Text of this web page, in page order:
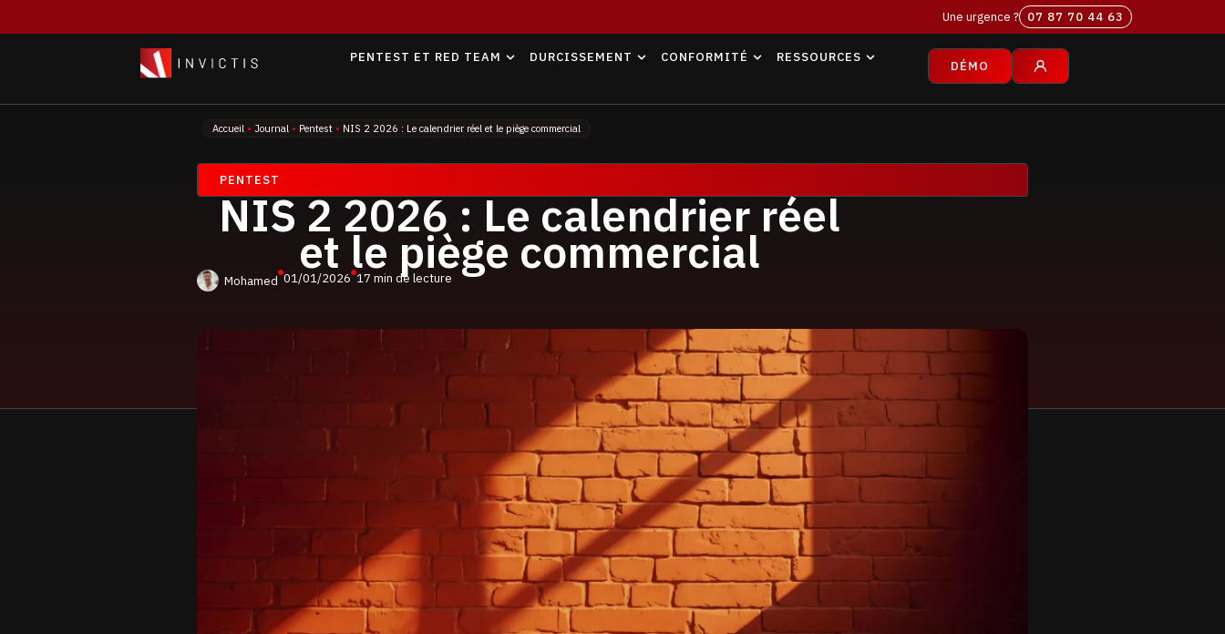
Une urgence ? 07 87 70 44 63‬
PENTEST ET RED TEAM DURCISSEMENT CONFORMITÉ RESSOURCES
DÉMO
Accueil• Journal• Pentest• NIS 2 2026 : Le calendrier réel et le piège commercial
PENTEST
NIS 2 2026 : Le calendrier réel
et le piège commercial
Mohamed 01/01/2026 17 min de lecture